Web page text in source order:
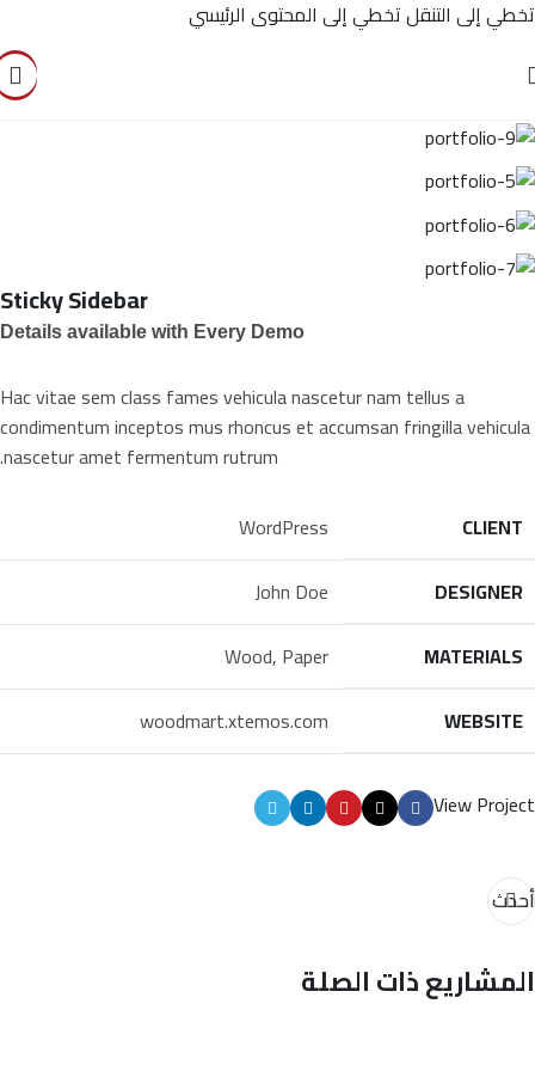
تخطي إلى التنقلتخطي إلى المحتوى الرئيسي
Sticky Sidebar
Details available with Every Demo
Hac vitae sem class fames vehicula nascetur nam tellus a
condimentum inceptos mus rhoncus et accumsan fringilla vehicula
nascetur amet fermentum rutrum.
CLIENT
WordPress
DESIGNER
John Doe
MATERIALS
Wood, Paper
WEBSITE
woodmart.xtemos.com
View Project
أحدث
المشاريع ذات الصلة